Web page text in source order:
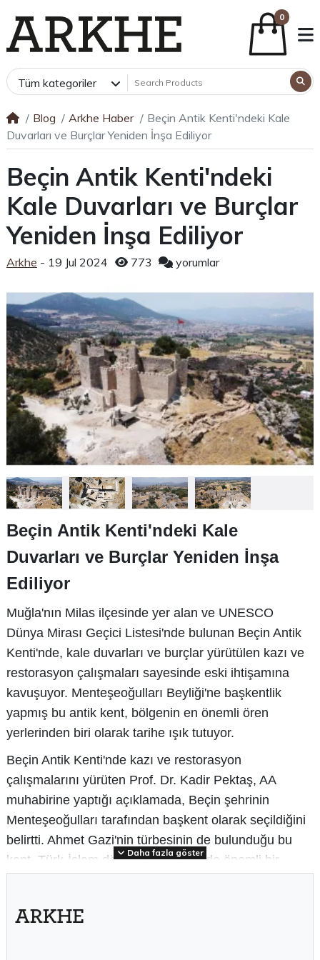
0
Tüm kategoriler
Blog Arkhe Haber
Beçin Antik Kenti'ndeki Kale
Duvarları ve Burçlar Yeniden İnşa Ediliyor
Beçin Antik Kenti'ndeki
Kale Duvarları ve Burçlar
Yeniden İnşa Ediliyor
Arkhe - 19 Jul 2024 773 yorumlar
Beçin Antik Kenti'ndeki Kale
Duvarları ve Burçlar Yeniden İnşa
Ediliyor
Muğla'nın Milas ilçesinde yer alan ve UNESCO
Dünya Mirası Geçici Listesi'nde bulunan Beçin Antik
Kenti'nde, kale duvarları ve burçlar yürütülen kazı ve
restorasyon çalışmaları sayesinde eski ihtişamına
kavuşuyor. Menteşeoğulları Beyliği'ne başkentlik
yapmış bu antik kent, bölgenin en önemli ören
yerlerinden biri olarak tarihe ışık tutuyor.
Beçin Antik Kenti'nde kazı ve restorasyon
çalışmalarını yürüten Prof. Dr. Kadir Pektaş, AA
muhabirine yaptığı açıklamada, Beçin şehrinin
Menteşeoğulları tarafından başkent olarak seçildiğini
belirtti. Ahmet Gazi'nin türbesinin de bulunduğu bu
kent, Türk-İslam dönemi yerleşiminde önemli bir
2012 yılında UNESCO Dünya Mirası Geçici Listesi'ne
dahil edilen Beçin Antik Kenti'nde düzenli olarak kazı
Daha fazla göster